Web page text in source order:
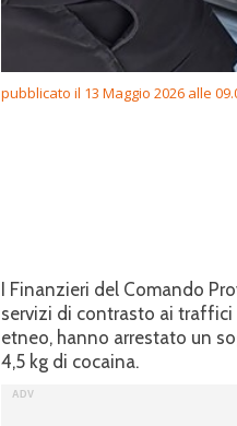
pubblicato il 13 Maggio 2026 alle
I Finanzieri del Comando
servizi di contrasto ai
etneo, hanno arrestato un
4,5 kg di cocaina.